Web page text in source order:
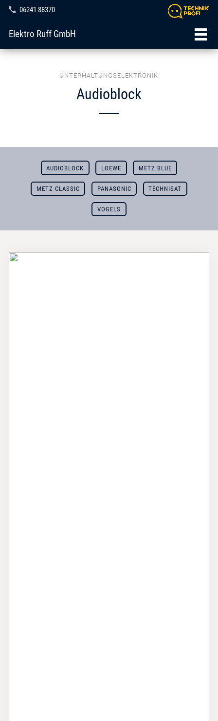
06241 88370
Elektro Ruff GmbH
UNTERHALTUNGSELEKTRONIK
Audioblock
AUDIOBLOCK LOEWE METZ BLUE
METZ CLASSIC PANASONIC TECHNISAT
VOGELS